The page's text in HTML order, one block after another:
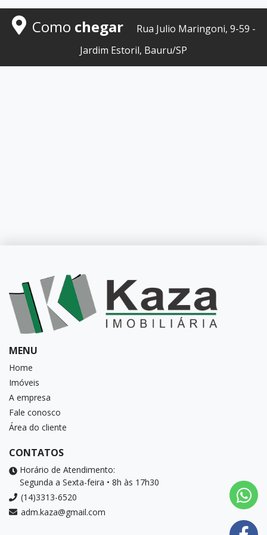
Como chegar
Rua Julio Maringoni, 9-59 -
Jardim Estoril, Bauru/SP
MENU
Home
Imóveis
A empresa
Fale conosco
Área do cliente
CONTATOS
Horário de Atendimento:
Segunda a Sexta-feira • 8h às 17h30
(14)3313-6520
adm.kaza@gmail.com